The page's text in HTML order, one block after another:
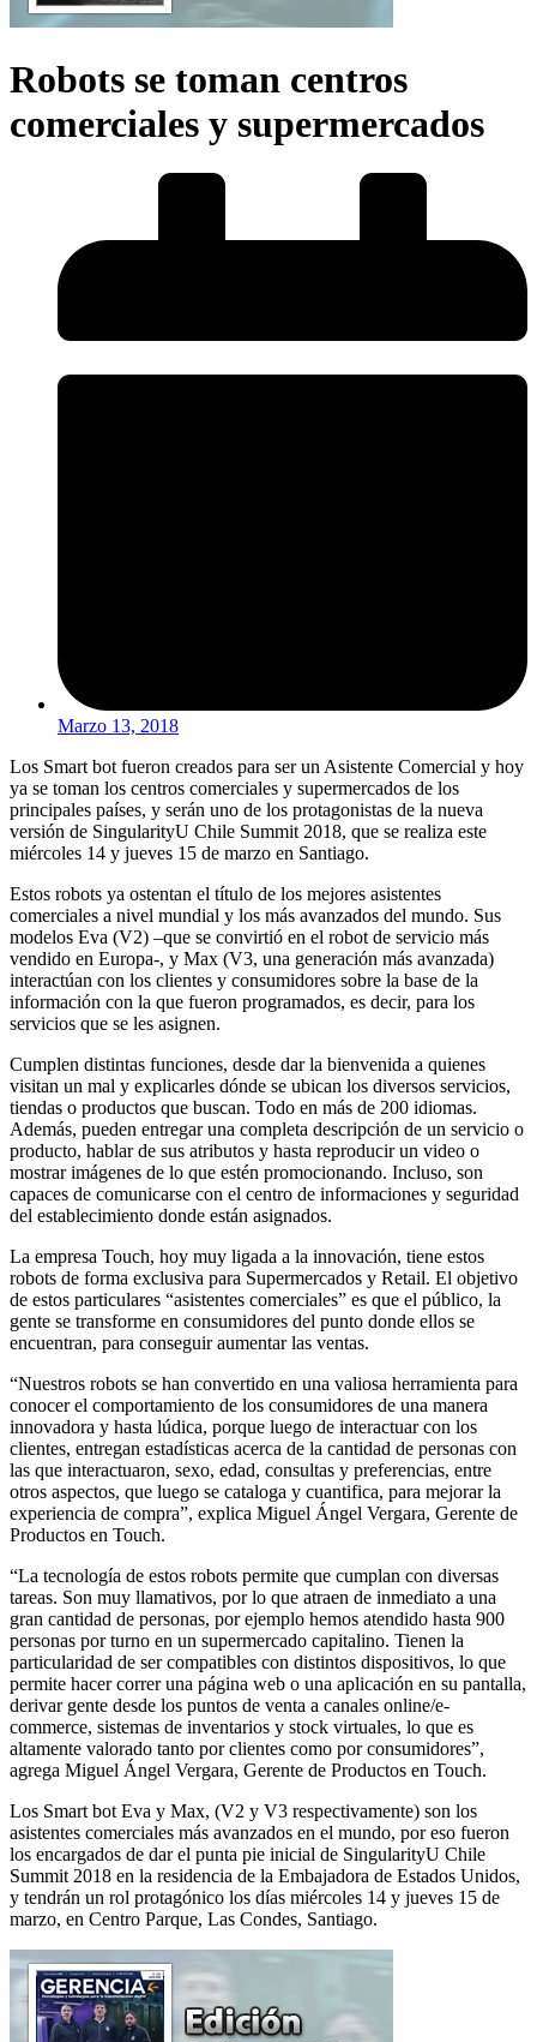
Robots se toman centros
comerciales y supermercados
Marzo 13, 2018
Los Smart bot fueron creados para ser un Asistente Comercial y hoy
ya se toman los centros comerciales y supermercados de los
principales países, y serán uno de los protagonistas de la nueva
versión de SingularityU Chile Summit 2018, que se realiza este
miércoles 14 y jueves 15 de marzo en Santiago.
Estos robots ya ostentan el título de los mejores asistentes
comerciales a nivel mundial y los más avanzados del mundo. Sus
modelos Eva (V2) –que se convirtió en el robot de servicio más
vendido en Europa-, y Max (V3, una generación más avanzada)
interactúan con los clientes y consumidores sobre la base de la
información con la que fueron programados, es decir, para los
servicios que se les asignen.
Cumplen distintas funciones, desde dar la bienvenida a quienes
visitan un mal y explicarles dónde se ubican los diversos servicios,
tiendas o productos que buscan. Todo en más de 200 idiomas.
Además, pueden entregar una completa descripción de un servicio o
producto, hablar de sus atributos y hasta reproducir un video o
mostrar imágenes de lo que estén promocionando. Incluso, son
capaces de comunicarse con el centro de informaciones y seguridad
del establecimiento donde están asignados.
La empresa Touch, hoy muy ligada a la innovación, tiene estos
robots de forma exclusiva para Supermercados y Retail. El objetivo
de estos particulares “asistentes comerciales” es que el público, la
gente se transforme en consumidores del punto donde ellos se
encuentran, para conseguir aumentar las ventas.
“Nuestros robots se han convertido en una valiosa herramienta para
conocer el comportamiento de los consumidores de una manera
innovadora y hasta lúdica, porque luego de interactuar con los
clientes, entregan estadísticas acerca de la cantidad de personas con
las que interactuaron, sexo, edad, consultas y preferencias, entre
otros aspectos, que luego se cataloga y cuantifica, para mejorar la
experiencia de compra”, explica Miguel Ángel Vergara, Gerente de
Productos en Touch.
“La tecnología de estos robots permite que cumplan con diversas
tareas. Son muy llamativos, por lo que atraen de inmediato a una
gran cantidad de personas, por ejemplo hemos atendido hasta 900
personas por turno en un supermercado capitalino. Tienen la
particularidad de ser compatibles con distintos dispositivos, lo que
permite hacer correr una página web o una aplicación en su pantalla,
derivar gente desde los puntos de venta a canales online/e-
commerce, sistemas de inventarios y stock virtuales, lo que es
altamente valorado tanto por clientes como por consumidores”,
agrega Miguel Ángel Vergara, Gerente de Productos en Touch.
Los Smart bot Eva y Max, (V2 y V3 respectivamente) son los
asistentes comerciales más avanzados en el mundo, por eso fueron
los encargados de dar el punta pie inicial de SingularityU Chile
Summit 2018 en la residencia de la Embajadora de Estados Unidos,
y tendrán un rol protagónico los días miércoles 14 y jueves 15 de
marzo, en Centro Parque, Las Condes, Santiago.